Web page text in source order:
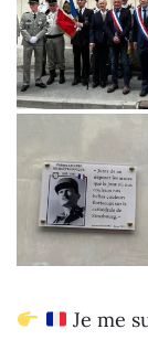
Je me